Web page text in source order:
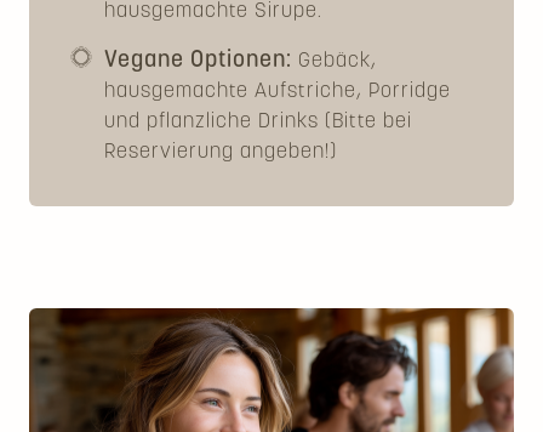
hausgemachte Sirupe.
Vegane Optionen: Gebäck,
hausgemachte Aufstriche, Porridge
und pflanzliche Drinks (Bitte bei
Reservierung angeben!)